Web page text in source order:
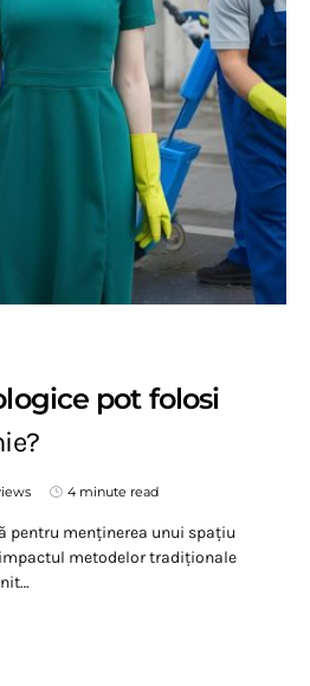
pot folosi
4 minute read
pentru menținerea unui spațiu
metodelor tradiționale